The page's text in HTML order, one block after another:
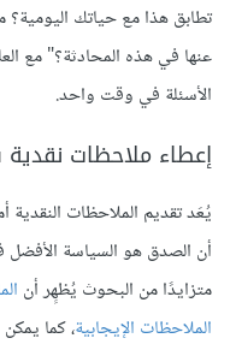
تطابق هذا مع حياتك اليومية؟
عنها في هذه المحادثة؟" مع
الأسئلة في وقت واحد.
إعطاء ملاحظات
يُعَد تقديم الملاحظات النقدية
أن الصدق هو السياسة الأفضل
متزايدًا من البحوث يُظهٍر أن
الملاحظات الإيجابية، كما